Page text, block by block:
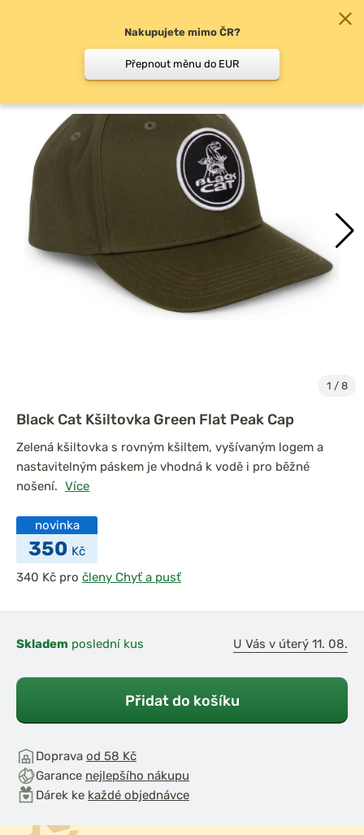
1 / 8
Black Cat Kšiltovka Green Flat Peak Cap
Zelená kšiltovka s rovným kšiltem, vyšívaným logem a
nastavitelným páskem je vhodná k vodě i pro běžné
nošení. Více
novinka
350 Kč
pro členy Chyť a pusť
Skladem poslední kus U Vás v úterý 11. 08.
Přidat do košíku
Doprava od 58 Kč
Garance nejlepšího nákupu
Dárek ke každé objednávce
Nakupujete mimo ČR?
Přepnout měnu do EUR